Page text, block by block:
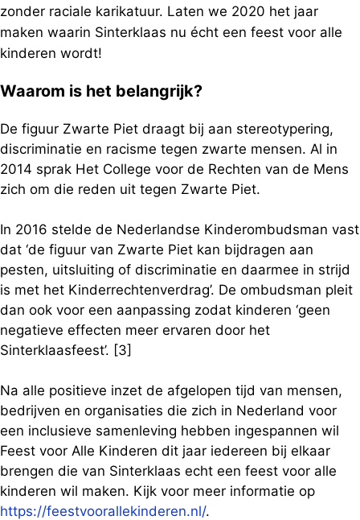
zonder raciale karikatuur. Laten we 2020 het jaar
maken waarin Sinterklaas nu écht een feest voor alle
kinderen wordt!
Waarom is het belangrijk?
De figuur Zwarte Piet draagt bij aan stereotypering,
discriminatie en racisme tegen zwarte mensen. Al in
2014 sprak Het College voor de Rechten van de Mens
zich om die reden uit tegen Zwarte Piet.
In 2016 stelde de Nederlandse Kinderombudsman vast
dat ‘de figuur van Zwarte Piet kan bijdragen aan
pesten, uitsluiting of discriminatie en daarmee in strijd
is met het Kinderrechtenverdrag’. De ombudsman pleit
dan ook voor een aanpassing zodat kinderen ‘geen
negatieve effecten meer ervaren door het
Sinterklaasfeest’. [3]
Na alle positieve inzet de afgelopen tijd van mensen,
bedrijven en organisaties die zich in Nederland voor
een inclusieve samenleving hebben ingespannen wil
Feest voor Alle Kinderen dit jaar iedereen bij elkaar
brengen die van Sinterklaas echt een feest voor alle
kinderen wil maken. Kijk voor meer informatie op
https://feestvoorallekinderen.nl/.